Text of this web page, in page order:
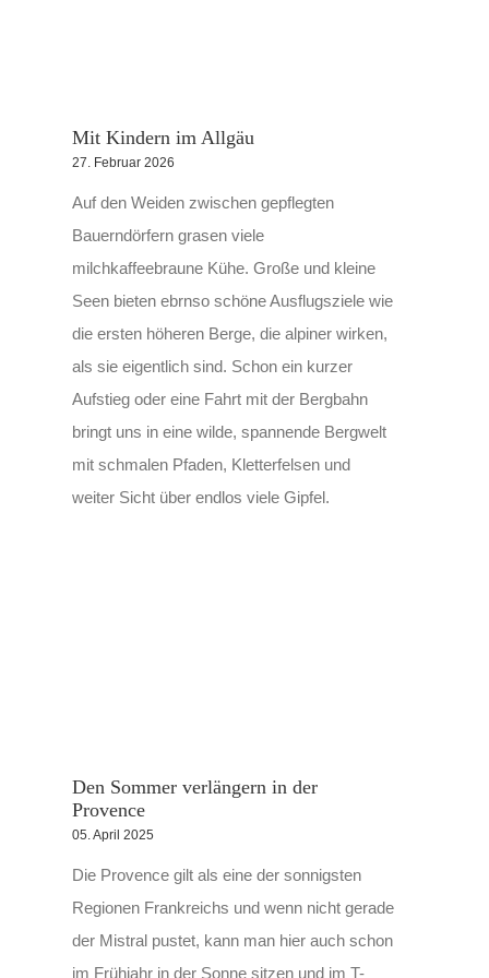
Mit Kindern im Allgäu
27. Februar 2026
Auf den Weiden zwischen gepflegten
Bauerndörfern grasen viele
milchkaffeebraune Kühe. Große und kleine
Seen bieten ebrnso schöne Ausflugsziele wie
die ersten höheren Berge, die alpiner wirken,
als sie eigentlich sind. Schon ein kurzer
Aufstieg oder eine Fahrt mit der Bergbahn
bringt uns in eine wilde, spannende Bergwelt
mit schmalen Pfaden, Kletterfelsen und
weiter Sicht über endlos viele Gipfel.
Den Sommer verlängern in der
Provence
05. April 2025
Die Provence gilt als eine der sonnigsten
Regionen Frankreichs und wenn nicht gerade
der Mistral pustet, kann man hier auch schon
im Frühjahr in der Sonne sitzen und im T-